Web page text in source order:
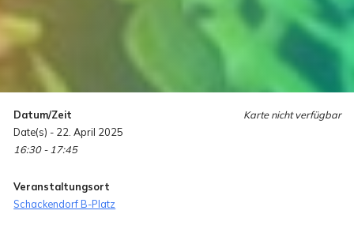
Karte nicht verfügbar
Datum/Zeit
Date(s) - 22. April 2025
16:30 - 17:45
Veranstaltungsort
Schackendorf B-Platz